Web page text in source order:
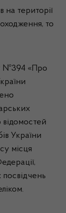
на території
то
№394 «Про
відомостей
України
місця